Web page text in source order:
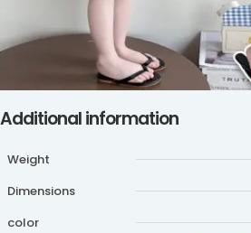
Additional information
Weight
Dimensions
color